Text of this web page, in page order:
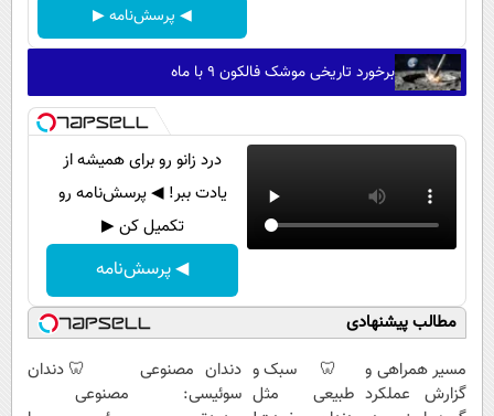
◀ پرسش‌نامه ▶
برخورد تاریخی موشک فالکون ۹ با ماه
درد زانو رو برای همیشه از
یادت ببر! ◀ پرسش‌نامه رو
تکمیل کن ▶
◀ پرسش‌نامه
مطالب پیشنهادی
Image failed to
load
مسیر همراهی و
گزارش عملکرد
Image failed to
load
🦷 سبک و
طبیعی مثل
Image failed to
load
دندان مصنوعی
سوئیسی:
Image failed to
🦷 دندان
مصنوعی